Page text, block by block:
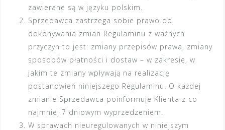
zawierane są w języku polskim.
Sprzedawca zastrzega sobie prawo do
dokonywania zmian Regulaminu z ważnych
przyczyn to jest: zmiany przepisów prawa, zmiany
sposobów płatności i dostaw – w zakresie, w
jakim te zmiany wpływają na realizację
postanowień niniejszego Regulaminu. O każdej
zmianie Sprzedawca poinformuje Klienta z co
najmniej 7 dniowym wyprzedzeniem.
W sprawach nieuregulowanych w niniejszym